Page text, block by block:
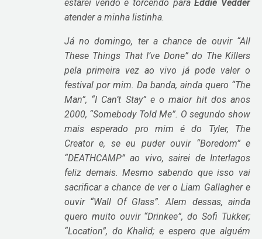
estarei vendo e torcendo paraEddie Vedder
atender a minha listinha.
Já no domingo, ter a chance de ouvir “All
These Things That I’ve Done” do The Killers
pela primeira vez ao vivo já pode valer o
festival por mim. Da banda, ainda quero “The
Man”, “I Can’t Stay” e o maior hit dos anos
2000, “Somebody Told Me”. O segundo show
mais esperado pro mim é do Tyler, The
Creator e, se eu puder ouvir “Boredom” e
“DEATHCAMP” ao vivo, sairei de Interlagos
feliz demais. Mesmo sabendo que isso vai
sacrificar a chance de ver o Liam Gallagher e
ouvir “Wall Of Glass”. Alem dessas, ainda
quero muito ouvir “Drinkee”, do Sofi Tukker;
“Location”, do Khalid; e espero que alguém